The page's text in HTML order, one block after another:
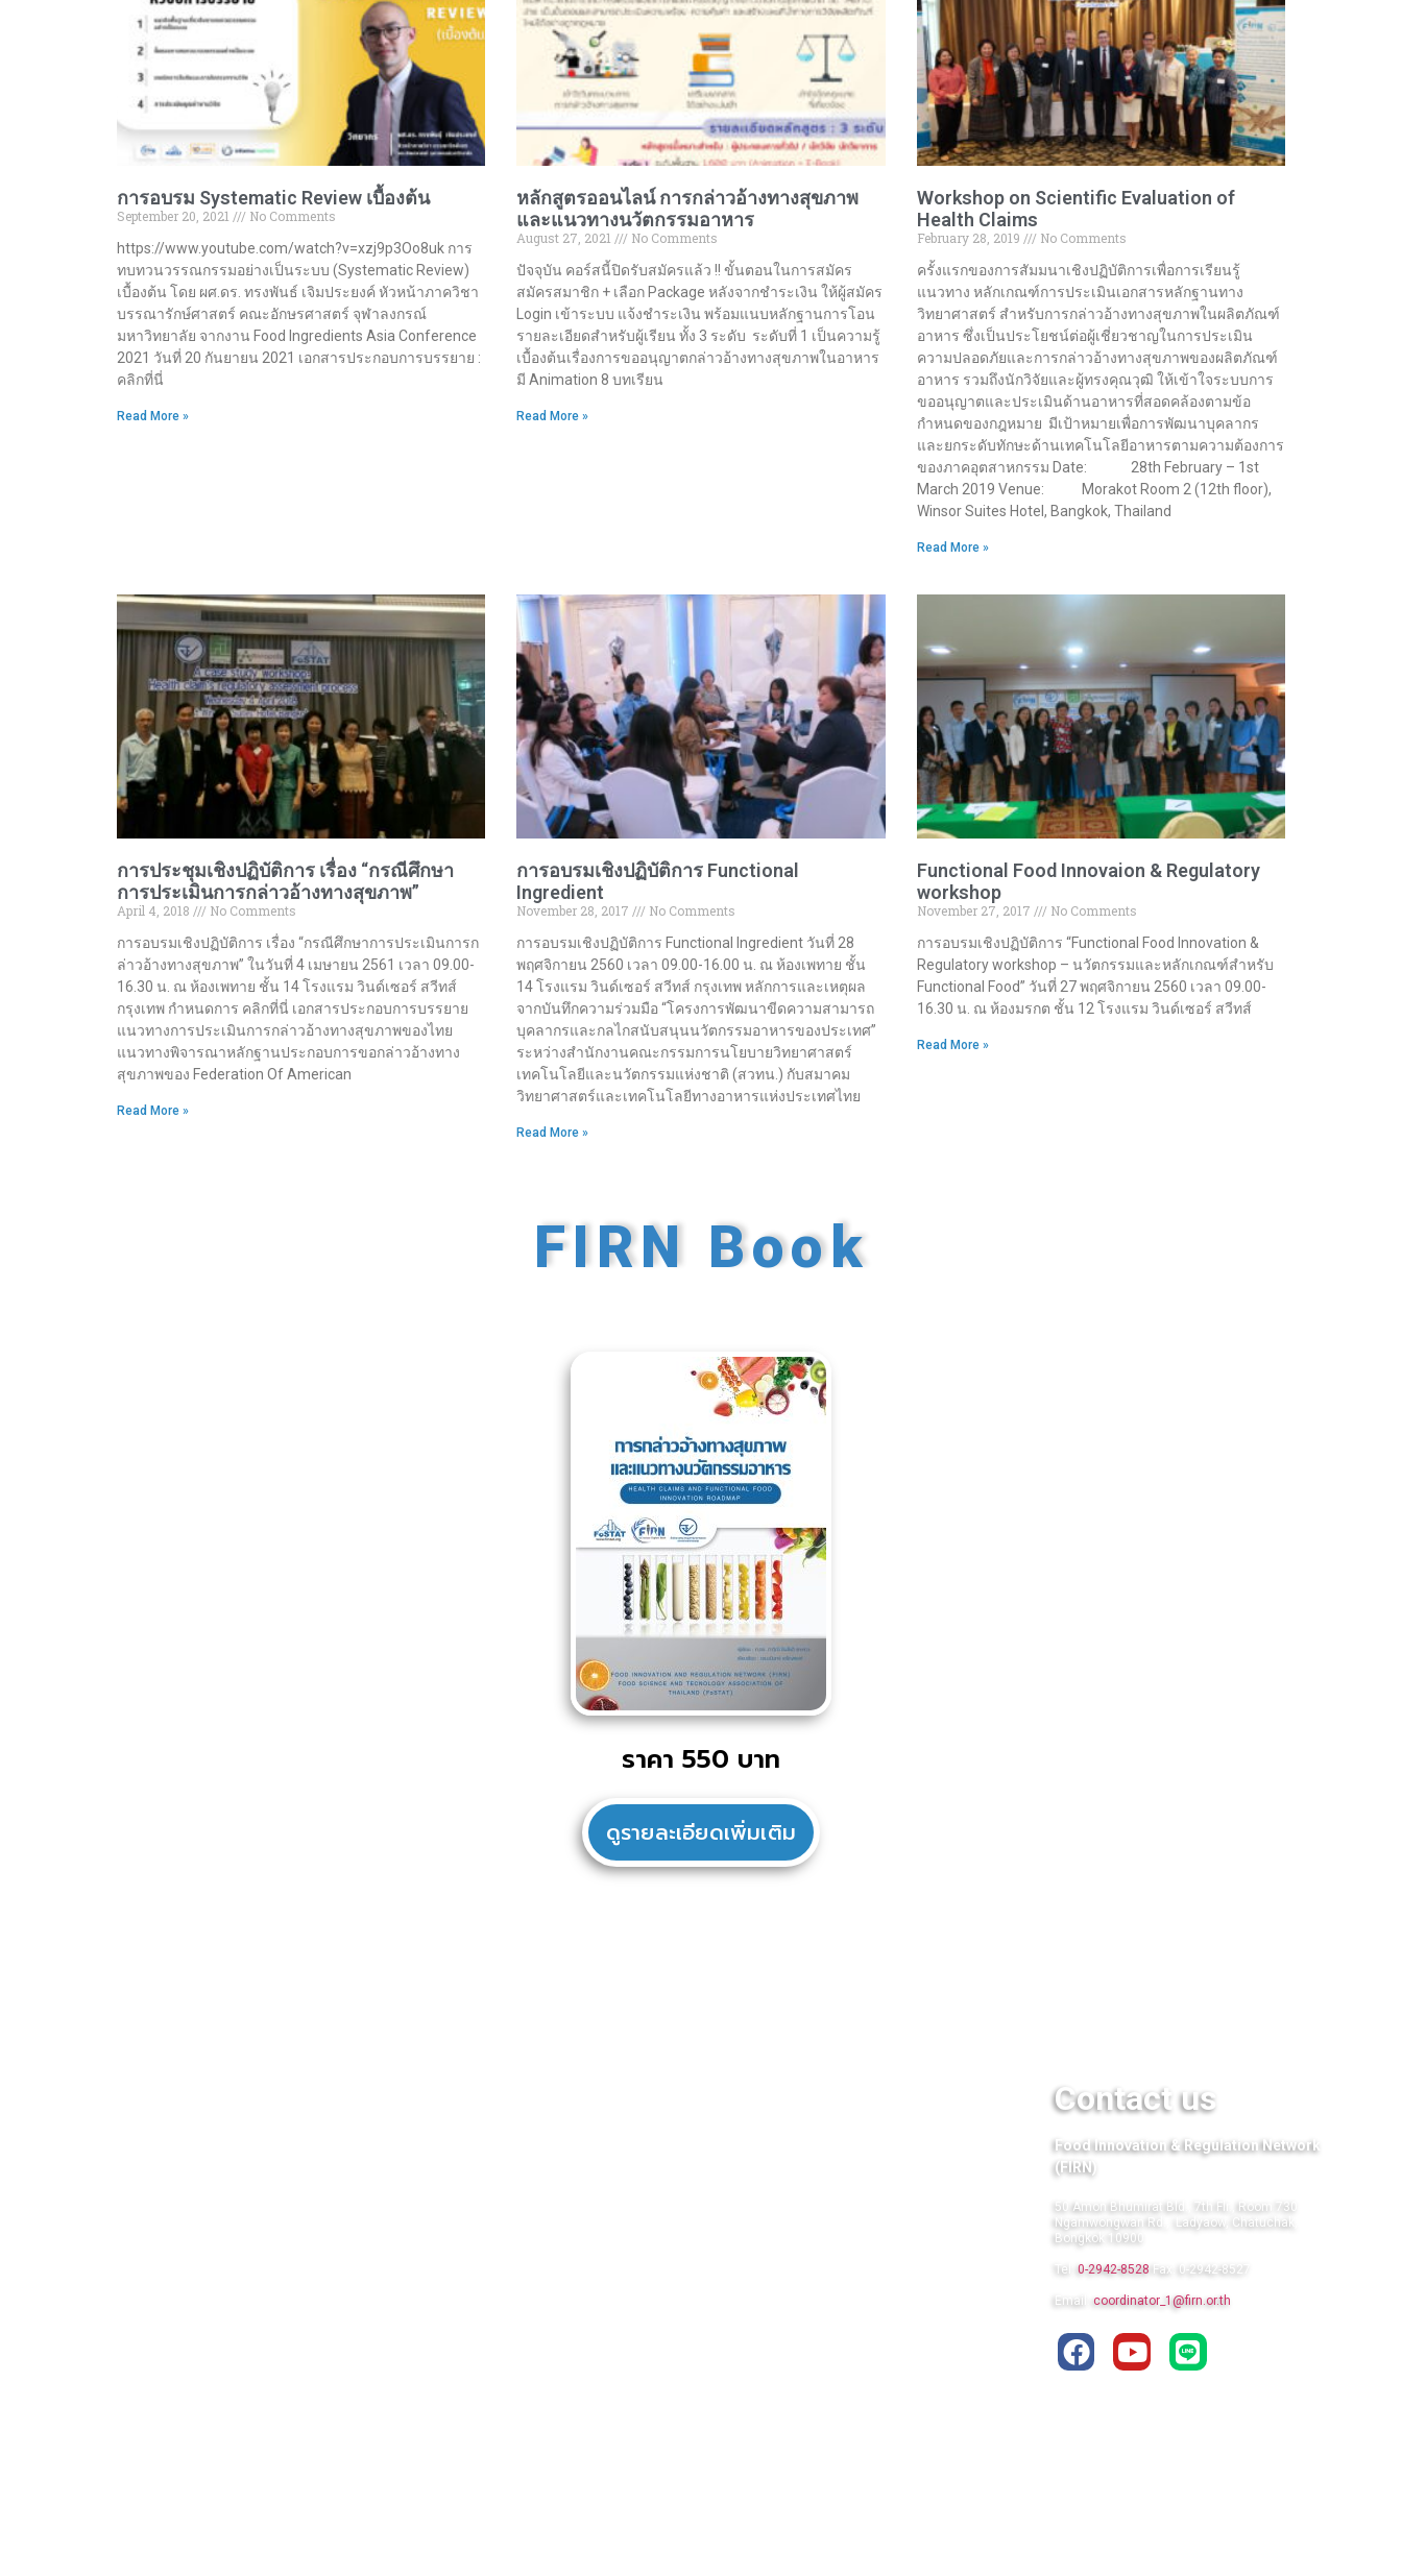
การอบรม Systematic Review เบื้องต้น
September 20, 2021
No Comments
https://www.youtube.com/watch?v=xzj9p3Oo8uk การ
ทบทวนวรรณกรรมอย่างเป็นระบบ (Systematic Review)
เบื้องต้น โดย ผศ.ดร. ทรงพันธ์ เจิมประยงค์ หัวหน้าภาควิชา
บรรณารักษ์ศาสตร์ คณะอักษรศาสตร์ จุฬาลงกรณ์
มหาวิทยาลัย จากงาน Food Ingredients Asia Conference
2021 วันที่ 20 กันยายน 2021 เอกสารประกอบการบรรยาย :
คลิกที่นี่
Read More »
หลักสูตรออนไลน์ การกล่าวอ้างทางสุขภาพ
และแนวทางนวัตกรรมอาหาร
August 27, 2021
No Comments
ปัจจุบัน คอร์สนี้ปิดรับสมัครแล้ว !! ขั้นตอนในการสมัคร
สมัครสมาชิก + เลือก Package หลังจากชำระเงิน ให้ผู้สมัคร
Login เข้าระบบ แจ้งชำระเงิน พร้อมแนบหลักฐานการโอน
รายละเอียดสำหรับผู้เรียน ทั้ง 3 ระดับ ระดับที่ 1 เป็นความรู้
เบื้องต้นเรื่องการขออนุญาตกล่าวอ้างทางสุขภาพในอาหาร
มี Animation 8 บทเรียน
Read More »
Workshop on Scientific Evaluation of
Health Claims
February 28, 2019
No Comments
ครั้งแรกของการสัมมนาเชิงปฏิบัติการเพื่อการเรียนรู้
แนวทาง หลักเกณฑ์การประเมินเอกสารหลักฐานทาง
วิทยาศาสตร์ สำหรับการกล่าวอ้างทางสุขภาพในผลิตภัณฑ์
อาหาร ซึ่งเป็นประโยชน์ต่อผู้เชี่ยวชาญในการประเมิน
ความปลอดภัยและการกล่าวอ้างทางสุขภาพของผลิตภัณฑ์
อาหาร รวมถึงนักวิจัยและผู้ทรงคุณวุฒิ ให้เข้าใจระบบการ
ขออนุญาตและประเมินด้านอาหารที่สอดคล้องตามข้อ
กำหนดของกฎหมาย มีเป้าหมายเพื่อการพัฒนาบุคลากร
และยกระดับทักษะด้านเทคโนโลยีอาหารตามความต้องการ
ของภาคอุตสาหกรรม Date: 28th February – 1st
March 2019 Venue: Morakot Room 2 (12th floor),
Winsor Suites Hotel, Bangkok, Thailand
Read More »
การประชุมเชิงปฏิบัติการ เรื่อง “กรณีศึกษา
การประเมินการกล่าวอ้างทางสุขภาพ”
April 4, 2018
No Comments
การอบรมเชิงปฏิบัติการ เรื่อง “กรณีศึกษาการประเมินการก
ล่าวอ้างทางสุขภาพ” ในวันที่ 4 เมษายน 2561 เวลา 09.00-
16.30 น. ณ ห้องเพทาย ชั้น 14 โรงแรม วินด์เซอร์ สวีทส์
กรุงเทพ กำหนดการ คลิกที่นี่ เอกสารประกอบการบรรยาย
แนวทางการประเมินการกล่าวอ้างทางสุขภาพของไทย
แนวทางพิจารณาหลักฐานประกอบการขอกล่าวอ้างทาง
สุขภาพของ Federation Of American
Read More »
การอบรมเชิงปฏิบัติการ Functional
Ingredient
November 28, 2017
No Comments
การอบรมเชิงปฏิบัติการ Functional Ingredient วันที่ 28
พฤศจิกายน 2560 เวลา 09.00-16.00 น. ณ ห้องเพทาย ชั้น
14 โรงแรม วินด์เซอร์ สวีทส์ กรุงเทพ หลักการและเหตุผล
จากบันทึกความร่วมมือ “โครงการพัฒนาขีดความสามารถ
บุคลากรและกลไกสนับสนุนนวัตกรรมอาหารของประเทศ”
ระหว่างสำนักงานคณะกรรมการนโยบายวิทยาศาสตร์
เทคโนโลยีและนวัตกรรมแห่งชาติ (สวทน.) กับสมาคม
วิทยาศาสตร์และเทคโนโลยีทางอาหารแห่งประเทศไทย
Read More »
Functional Food Innovaion & Regulatory
workshop
November 27, 2017
No Comments
การอบรมเชิงปฏิบัติการ “Functional Food Innovation &
Regulatory workshop – นวัตกรรมและหลักเกณฑ์สำหรับ
Functional Food” วันที่ 27 พฤศจิกายน 2560 เวลา 09.00-
16.30 น. ณ ห้องมรกต ชั้น 12 โรงแรม วินด์เซอร์ สวีทส์
Read More »
FIRN Book
ราคา 550 บาท
ดูรายละเอียดเพิ่มเติม
Contact us
Food Innovation & Regulation Network
(FIRN)
50 Amon Bhumirat Bld., 7th Flr., Room 730
Ngamwongwan Rd., Ladyaow, Chatuchak,
Bongkok 10900
Tel: 0-2942-8528 Fax: 0-2942-8527
Email: coordinator_1@firn.or.th